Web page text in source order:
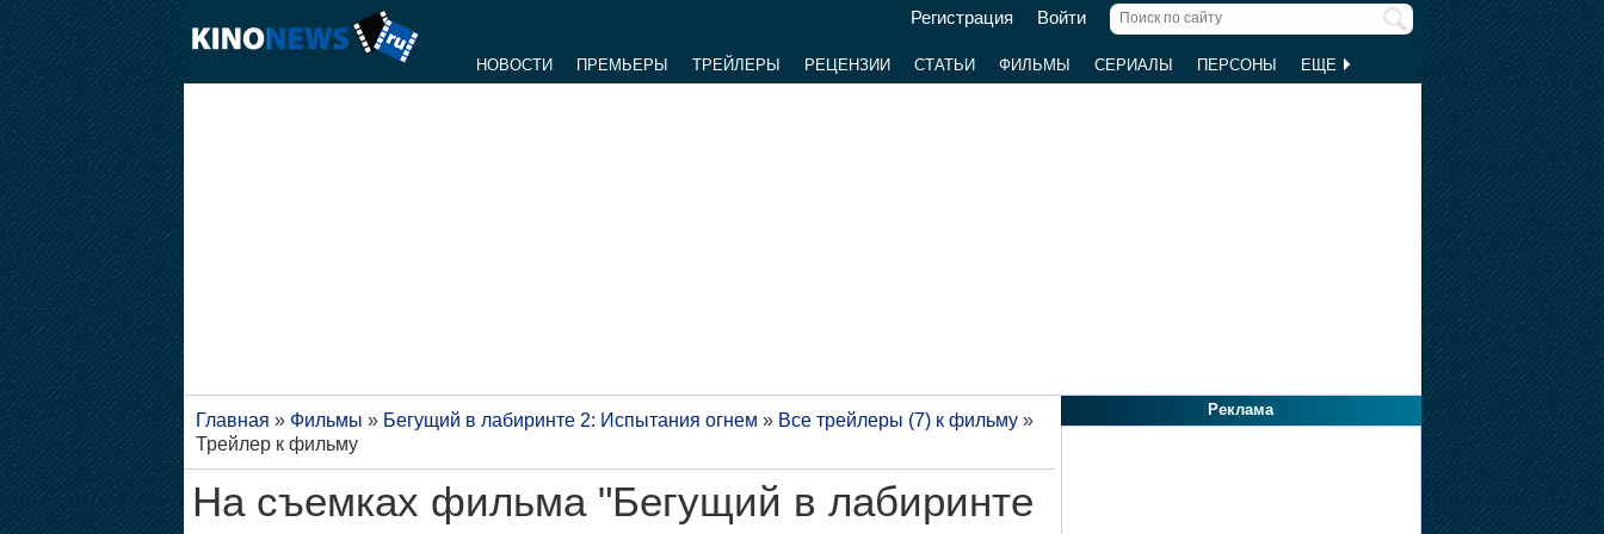
Регистрация Войти
НОВОСТИ ПРЕМЬЕРЫ ТРЕЙЛЕРЫ РЕЦЕНЗИИ СТАТЬИ ФИЛЬМЫ СЕРИАЛЫ ПЕРСОНЫ ЕЩЕ
Главная » Фильмы » Бегущий в лабиринте 2: Испытания огнем » Все трейлеры (7) к фильму»
Трейлер к фильму
На съемках фильма "Бегущий в лабиринте
Реклама